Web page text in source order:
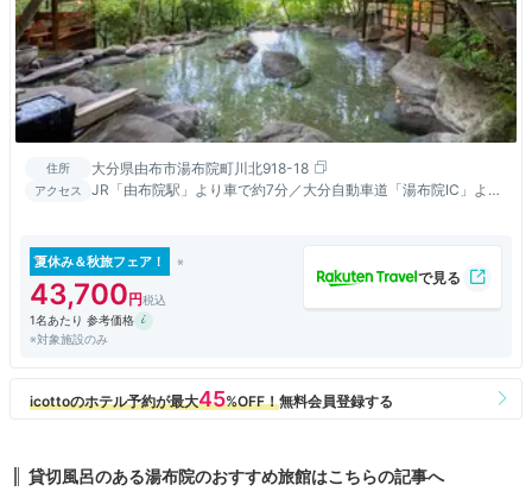
住所 大分県由布市湯布院町川北918-18
アクセス
JR「由布院駅」より車で約7分／大分自動車道「湯布院IC」より
夏休み＆秋旅フェア！
43,700
1名あたり 参考価格
※対象施設のみ
貸切風呂のある湯布院のおすすめ旅館はこちらの記事へ